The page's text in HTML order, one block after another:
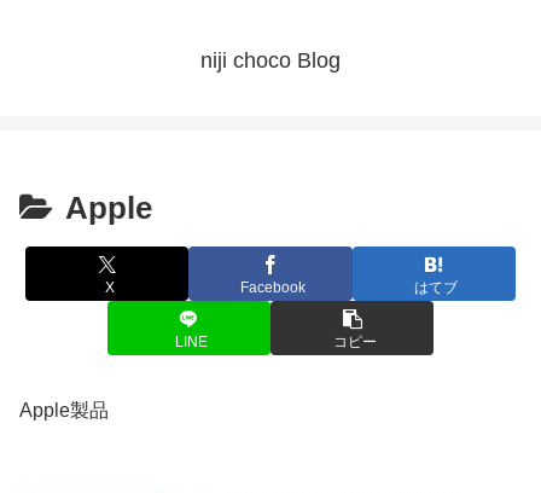
niji choco Blog
Apple
X Facebook はてブ
LINE コピー
Apple製品